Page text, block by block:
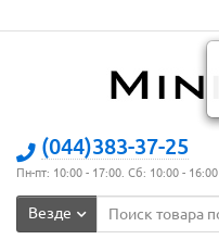
(044)383-37-25
Пн-пт: 10:00 - 17:00. Сб: 10:00 - 16:00
Везде